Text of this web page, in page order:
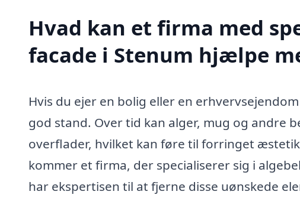
Hvad kan et firma med
facade i Stenum hjælpe
Hvis du ejer en bolig eller en
god stand. Over tid kan alger, mug og andre
overflader, hvilket kan føre til forringet
kommer et firma, der specialiserer sig i
har ekspertisen til at fjerne disse uønskede